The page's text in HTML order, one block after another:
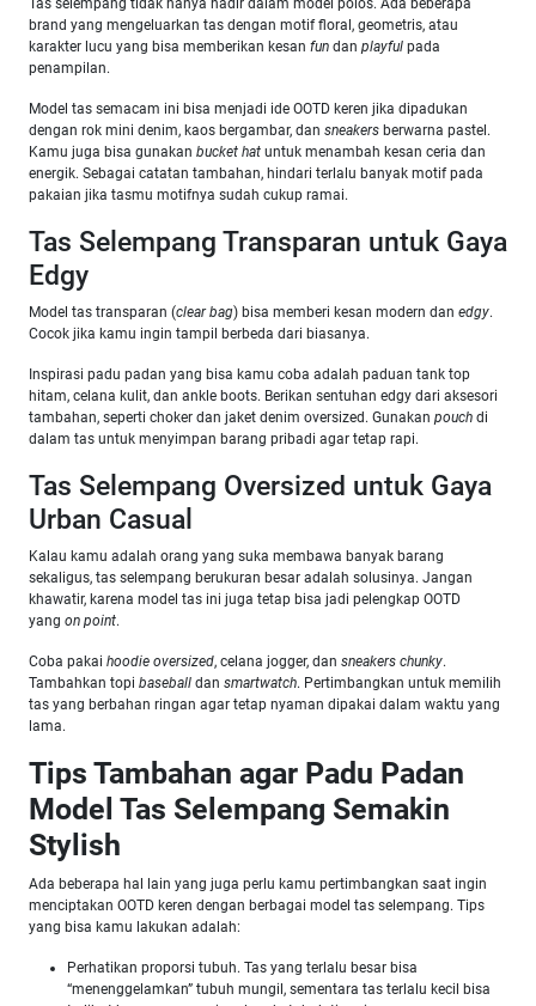
Tas selempang tidak hanya hadir dalam model polos. Ada beberapa
brand yang mengeluarkan tas dengan motif floral, geometris, atau
karakter lucu yang bisa memberikan kesan fun dan playful pada
penampilan.
Model tas semacam ini bisa menjadi ide OOTD keren jika dipadukan
dengan rok mini denim, kaos bergambar, dan sneakers berwarna pastel.
Kamu juga bisa gunakan bucket hat untuk menambah kesan ceria dan
energik. Sebagai catatan tambahan, hindari terlalu banyak motif pada
pakaian jika tasmu motifnya sudah cukup ramai.
Tas Selempang Transparan untuk Gaya
Edgy
Model tas transparan (clear bag) bisa memberi kesan modern dan edgy.
Cocok jika kamu ingin tampil berbeda dari biasanya.
Inspirasi padu padan yang bisa kamu coba adalah paduan tank top
hitam, celana kulit, dan ankle boots. Berikan sentuhan edgy dari aksesori
tambahan, seperti choker dan jaket denim oversized. Gunakan pouch di
dalam tas untuk menyimpan barang pribadi agar tetap rapi.
Tas Selempang Oversized untuk Gaya
Urban Casual
Kalau kamu adalah orang yang suka membawa banyak barang
sekaligus, tas selempang berukuran besar adalah solusinya. Jangan
khawatir, karena model tas ini juga tetap bisa jadi pelengkap OOTD
yang on point.
Coba pakai hoodie oversized, celana jogger, dan sneakers chunky.
Tambahkan topi baseball dan smartwatch. Pertimbangkan untuk memilih
tas yang berbahan ringan agar tetap nyaman dipakai dalam waktu yang
lama.
Tips Tambahan agar Padu Padan
Model Tas Selempang Semakin
Stylish
Ada beberapa hal lain yang juga perlu kamu pertimbangkan saat ingin
menciptakan OOTD keren dengan berbagai model tas selempang. Tips
yang bisa kamu lakukan adalah:
Perhatikan proporsi tubuh. Tas yang terlalu besar bisa
“menenggelamkan” tubuh mungil, sementara tas terlalu kecil bisa